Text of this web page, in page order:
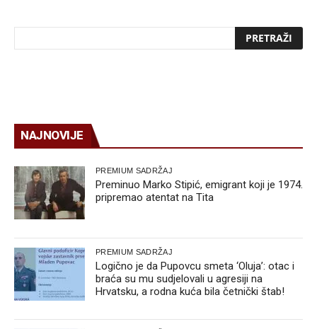
NAJNOVIJE
PREMIUM SADRŽAJ
Preminuo Marko Stipić, emigrant koji je 1974.
pripremao atentat na Tita
PREMIUM SADRŽAJ
Logično je da Pupovcu smeta ‘Oluja’: otac i
braća su mu sudjelovali u agresiji na
Hrvatsku, a rodna kuća bila četnički štab!